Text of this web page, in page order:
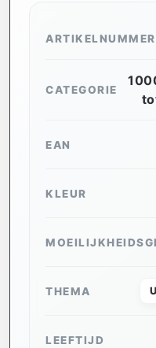
ARTIKELNUMMER
CATEGORIE
EAN
KLEUR
THEMA
LEEFTIJD